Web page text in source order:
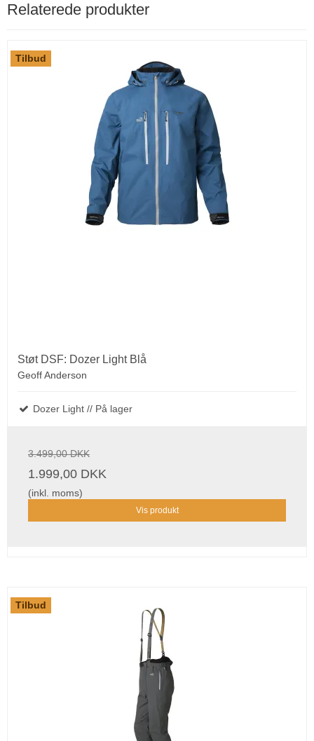
Relaterede produkter
Tilbud
Støt DSF: Dozer Light Blå
Geoff Anderson
Dozer Light // På lager
3.499,00 DKK
1.999,00 DKK
(inkl. moms)
Vis produkt
Tilbud